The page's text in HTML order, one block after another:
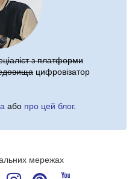
з платформи
цифровізатор
або про цей блог.
мережах